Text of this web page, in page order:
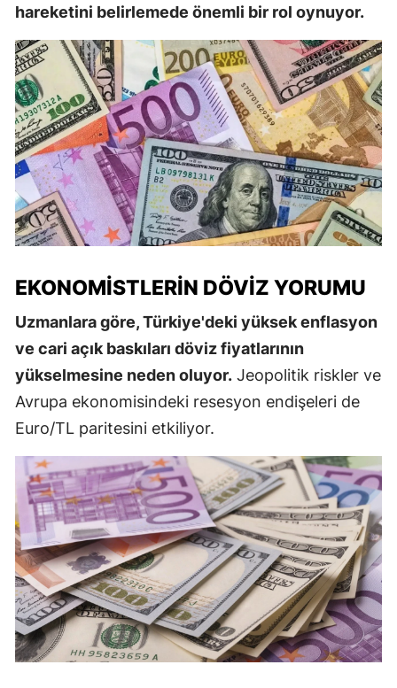
hareketini belirlemede önemli bir rol oynuyor.
EKONOMISTLERIN DÖVIZ YORUMU
Uzmanlara göre, Türkiye'deki yüksek enflasyon
ve cari açık baskıları döviz fiyatlarının
yükselmesine neden oluyor. Jeopolitik riskler ve
Avrupa ekonomisindeki resesyon endişeleri de
Euro/TL paritesini etkiliyor.